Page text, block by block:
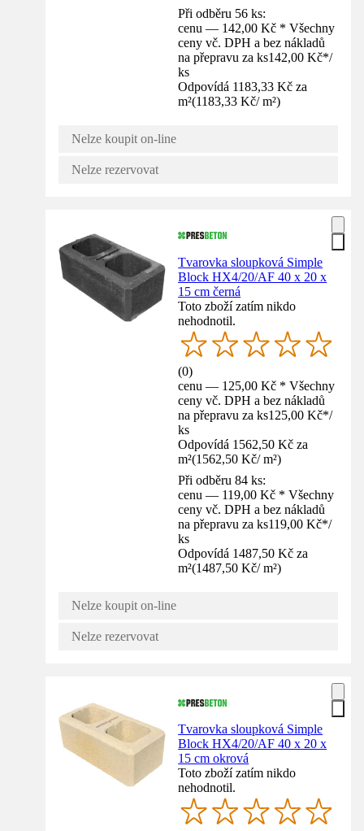
Při odběru 56 ks:
cenu — 142,00 Kč * Všechny
ceny vč. DPH a bez nákladů
na přepravu za ks142,00 Kč*/
ks
Odpovídá 1183,33 Kč za
m²(1183,33 Kč/ m²)
Nelze koupit on-line
Nelze rezervovat
Tvarovka sloupková Simple
Block HX4/20/AF 40 x 20 x
15 cm černá
Toto zboží zatím nikdo
nehodnotil.
(0)
cenu — 125,00 Kč * Všechny
ceny vč. DPH a bez nákladů
na přepravu za ks125,00 Kč*/
ks
Odpovídá 1562,50 Kč za
m²(1562,50 Kč/ m²)
Při odběru 84 ks:
cenu — 119,00 Kč * Všechny
ceny vč. DPH a bez nákladů
na přepravu za ks119,00 Kč*/
ks
Odpovídá 1487,50 Kč za
m²(1487,50 Kč/ m²)
Nelze koupit on-line
Nelze rezervovat
Tvarovka sloupková Simple
Block HX4/20/AF 40 x 20 x
15 cm okrová
Toto zboží zatím nikdo
nehodnotil.